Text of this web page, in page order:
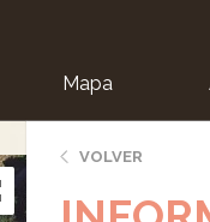
Mapa
VOLVER